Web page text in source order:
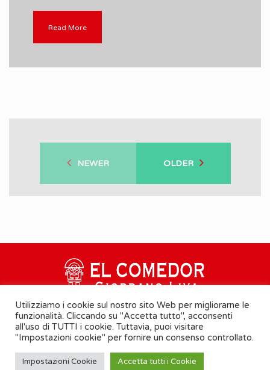
Read More
NEWER OLDER
Utilizziamo i cookie sul nostro sito Web per migliorarne le
funzionalità. Cliccando su "Accetta tutto", acconsenti
all'uso di TUTTI i cookie. Tuttavia, puoi visitare
"Impostazioni cookie" per fornire un consenso controllato.
Impostazioni Cookie Accetta tutti i Cookie